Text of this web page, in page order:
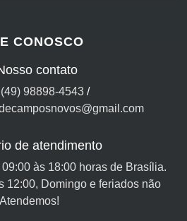
CONOSCO
contato
(49) 98898-4543/
de atendimento
às 18:00 horas de Brasília.
12:00, Domingo e feriados não
Atendemos!